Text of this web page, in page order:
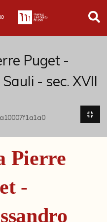
Puget -
- sec. XVII
Pierre
-